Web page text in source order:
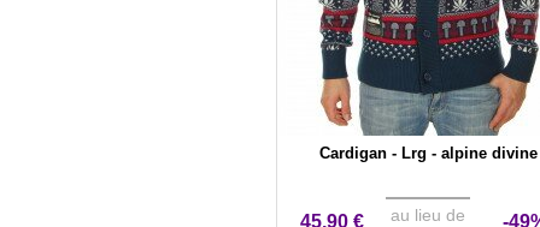
Cardigan - Lrg - alpine divine
45,90 €
au lieu de
-